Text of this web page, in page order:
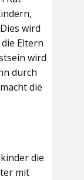
wird
Eltern
wird
durch
die
die
mit